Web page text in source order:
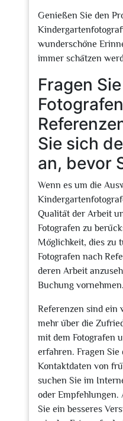
Genießen Sie den
wunderschöne
immer schätzen
Fragen
Sie sich
an, bevor
Wenn es um die
Qualität der Arbeit
Fotografen zu
Möglichkeit, dies zu
Fotografen nach
deren Arbeit
Buchung vornehmen.
Referenzen sind ein
mehr über die
mit dem Fotografen
erfahren. Fragen Sie
Kontaktdaten von
suchen Sie im
oder Empfehlungen.
Sie ein besseres